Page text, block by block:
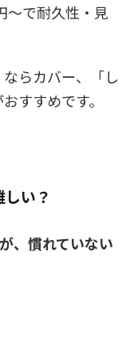
〜で耐久性・見
らカバー、「し
すすめです。
い？
、慣れていない